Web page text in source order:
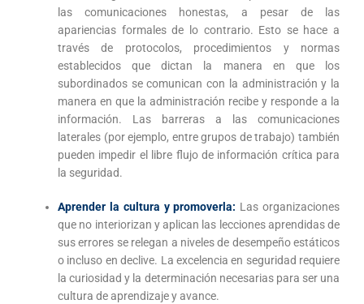
las comunicaciones honestas, a pesar de las
apariencias formales de lo contrario. Esto se hace a
través de protocolos, procedimientos y normas
establecidos que dictan la manera en que los
subordinados se comunican con la administración y la
manera en que la administración recibe y responde a la
información. Las barreras a las comunicaciones
laterales (por ejemplo, entre grupos de trabajo) también
pueden impedir el libre flujo de información crítica para
la seguridad.
Aprender la cultura y promoverla: Las organizaciones
que no interiorizan y aplican las lecciones aprendidas de
sus errores se relegan a niveles de desempeño estáticos
o incluso en declive. La excelencia en seguridad requiere
la curiosidad y la determinación necesarias para ser una
cultura de aprendizaje y avance.